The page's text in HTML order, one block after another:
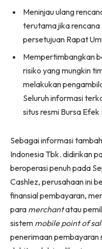
Meninjau ulang
terutama jika
persetujuan Rapat
Mempertimbangkan
risiko yang mungkin
melakukan
Seluruh informasi
situs resmi Bursa
Sebagai informasi
Indonesia Tbk. didirikan
beroperasi penuh pada
Cashlez, perusahaan ini
finansial pembayaran,
para merchantatau
sistem mobile point of
penerimaan